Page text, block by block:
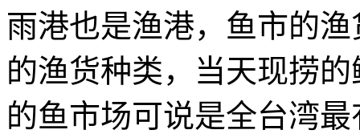
雨港也是渔港，鱼市的
的渔货种类，当天现捞
的鱼市场可说是全台湾